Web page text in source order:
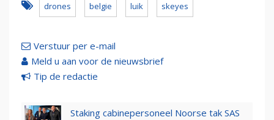
drones belgie luik skeyes
Verstuur per e-mail
Meld u aan voor de nieuwsbrief
Tip de redactie
Staking cabinepersoneel Noorse tak SAS